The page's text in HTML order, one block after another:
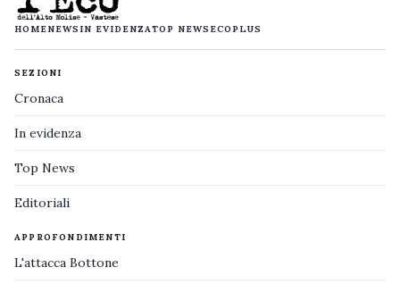
HOMENEWS IN EVIDENZATOP NEWS ECOPLUS
SEZIONI
Cronaca
In evidenza
Top News
Editoriali
APPROFONDIMENTI
L'attacca Bottone